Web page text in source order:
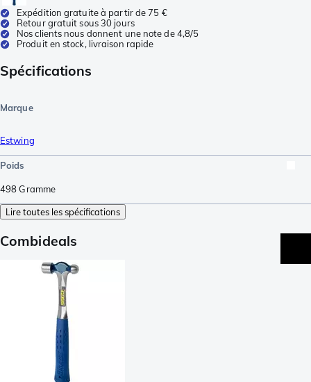
Expédition gratuite à partir de 75 €
Retour gratuit sous 30 jours
Nos clients nous donnent une note de 4,8/5
Produit en stock, livraison rapide
Spécifications
Marque
Estwing
Poids
498Gramme
Lire toutes les spécifications
Combideals